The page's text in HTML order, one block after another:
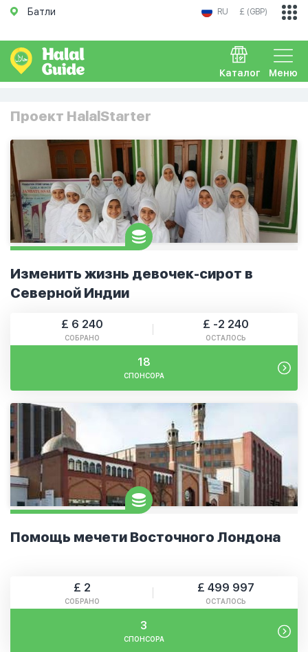
Батли RU £ (GBP)
Меню
Каталог
Проект HalalStarter
Изменить жизнь девочек-сирот в
Северной Индии
£ 6 240
СОБРАНО
£ -2 240
ОСТАЛОСЬ
18
СПОНСОРА
Помощь мечети Восточного Лондона
£ 2
СОБРАНО
£ 499 997
ОСТАЛОСЬ
3
СПОНСОРА